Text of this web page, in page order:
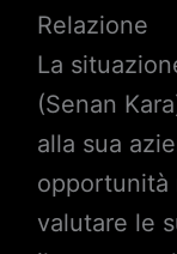
Relazione
La
(Senan
alla sua
opportunità
valutare le